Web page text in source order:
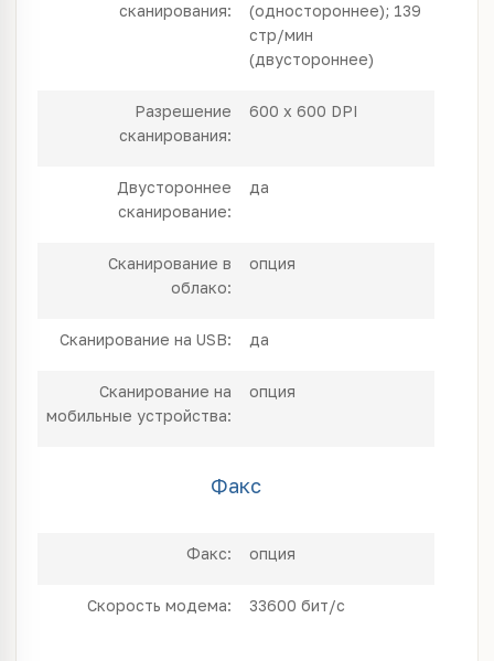
сканирования:
(одностороннее); 139
стр/мин
(двустороннее)
Разрешение
сканирования:
600 x 600 DPI
Двустороннее
сканирование:
да
Сканирование в
облако:
опция
Сканирование на USB: да
Сканирование на
мобильные устройства:
опция
Факс
Факс: опция
Скорость модема: 33600 бит/с